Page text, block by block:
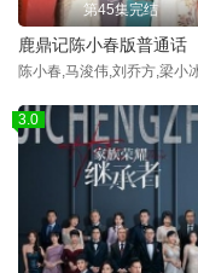
第45集完结
鹿鼎记陈小春版普通话
3.0